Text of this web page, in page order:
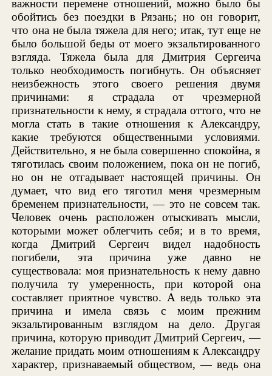
важности перемене отношений, можно было бы
обойтись без поездки в Рязань; но он говорит,
что она не была тяжела для него; итак, тут еще не
было большой беды от моего экзальтированного
взгляда. Тяжела была для Дмитрия Сергеича
только необходимость погибнуть. Он объясняет
неизбежность этого своего решения двумя
причинами: я страдала от чрезмерной
признательности к нему, я страдала оттого, что не
могла стать в такие отношения к Александру,
какие требуются общественными условиями.
Действительно, я не была совершенно спокойна, я
тяготилась своим положением, пока он не погиб,
но он не отгадывает настоящей причины. Он
думает, что вид его тяготил меня чрезмерным
бременем признательности, — это не совсем так.
Человек очень расположен отыскивать мысли,
которыми может облегчить себя; и в то время,
когда Дмитрий Сергеич видел надобность
погибели, эта причина уже давно не
существовала: моя признательность к нему давно
получила ту умеренность, при которой она
составляет приятное чувство. А ведь только эта
причина и имела связь с моим прежним
экзальтированным взглядом на дело. Другая
причина, которую приводит Дмитрий Сергеич, —
желание придать моим отношениям к Александру
характер, признаваемый обществом, — ведь она